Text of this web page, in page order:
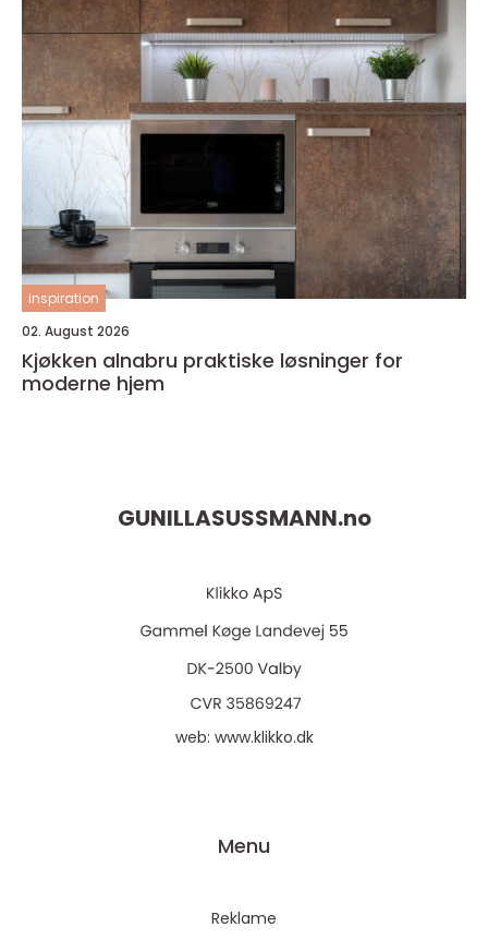
inspiration
02. August 2026
Kjøkken alnabru praktiske løsninger for
moderne hjem
GUNILLASUSSMANN.no
web: www.klikko.dk
Menu
Reklame